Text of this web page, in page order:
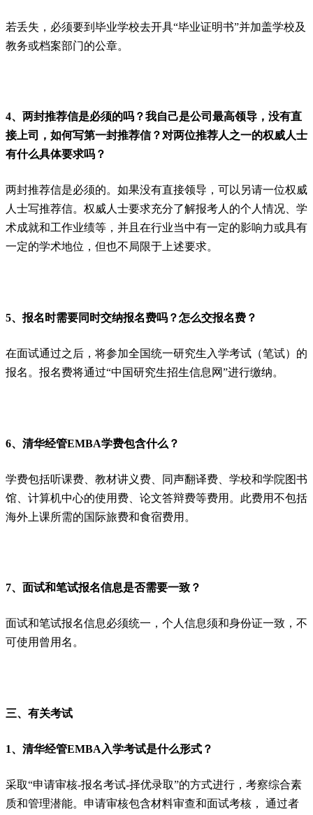
若丢失，必须要到毕业学校去开具“毕业证明书”并加盖学校及
教务或档案部门的公章。
4、两封推荐信是必须的吗？我自己是公司最高领导，没有直
接上司，如何写第一封推荐信？对两位推荐人之一的权威人士
有什么具体要求吗？
两封推荐信是必须的。如果没有直接领导，可以另请一位权威
人士写推荐信。权威人士要求充分了解报考人的个人情况、学
术成就和工作业绩等，并且在行业当中有一定的影响力或具有
一定的学术地位，但也不局限于上述要求。
5、报名时需要同时交纳报名费吗？怎么交报名费？
在面试通过之后，将参加全国统一研究生入学考试（笔试）的
报名。报名费将通过“中国研究生招生信息网”进行缴纳。
6、清华经管EMBA学费包含什么？
学费包括听课费、教材讲义费、同声翻译费、学校和学院图书
馆、计算机中心的使用费、论文答辩费等费用。此费用不包括
海外上课所需的国际旅费和食宿费用。
7、面试和笔试报名信息是否需要一致？
面试和笔试报名信息必须统一，个人信息须和身份证一致，不
可使用曾用名。
三、有关考试
1、清华经管EMBA入学考试是什么形式？
采取“申请审核-报名考试-择优录取”的方式进行，考察综合素
质和管理潜能。申请审核包含材料审查和面试考核， 通过者